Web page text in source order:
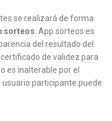
se realizará de forma
sorteos . App sorteos es
del resultado del
de validez para
es inalterable por el
participante puede